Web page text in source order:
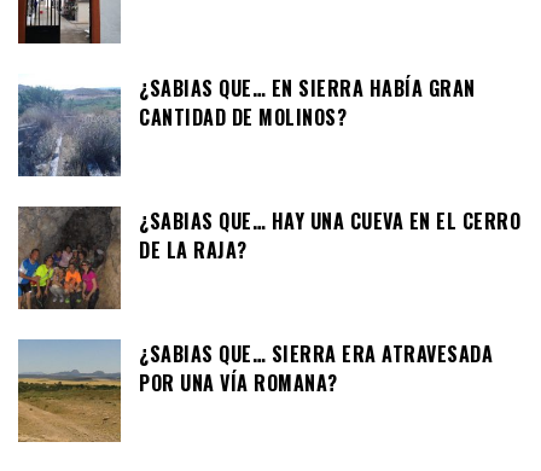
¿SABIAS QUE… EN SIERRA HABÍA GRAN
CANTIDAD DE MOLINOS?
¿SABIAS QUE… HAY UNA CUEVA EN EL CERRO
DE LA RAJA?
¿SABIAS QUE… SIERRA ERA ATRAVESADA
POR UNA VÍA ROMANA?